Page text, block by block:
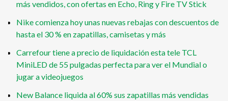
más vendidos, con ofertas en Echo, Ring y Fire TV Stick
Nike comienza hoy unas nuevas rebajas con descuentos de
hasta el 30 % en zapatillas, camisetas y más
Carrefour tiene a precio de liquidación esta tele TCL
MiniLED de 55 pulgadas perfecta para ver el Mundial o
jugar a videojuegos
New Balance liquida al 60% sus zapatillas más vendidas